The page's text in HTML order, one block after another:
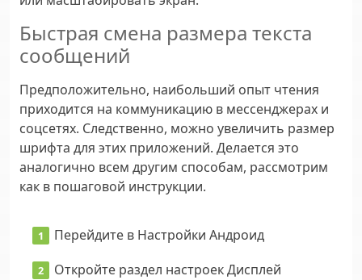
Быстрая смена размера текста
сообщений
Предположительно, наибольший опыт чтения
приходится на коммуникацию в мессенджерах и
соцсетях. Следственно, можно увеличить размер
шрифта для этих приложений. Делается это
аналогично всем другим способам, рассмотрим
как в пошаговой инструкции.
Перейдите в Настройки Андроид
Откройте раздел настроекДисплей